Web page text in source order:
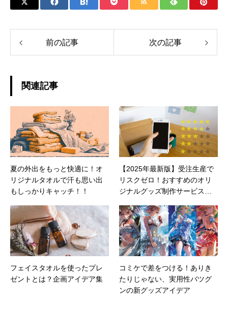
前の記事 次の記事
関連記事
夏の外出をもっと快適に！オ
リジナルタオルで汗も思い出
もしっかりキャッチ！！
【2025年最新版】受注生産で
リスクゼロ！おすすめのオリ
ジナルグッズ制作サービス比
フォームとは？
フェイスタオルを使ったプレ
ゼントとは？企画アイデア集
コミケで差をつける！ありき
たりじゃない、実用性バツグ
ンの新グッズアイデア